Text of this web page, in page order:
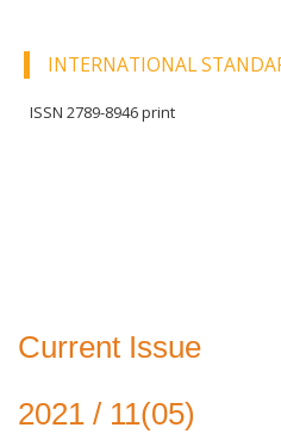
INTERNATIONAL
ISSN 2789-8946 print
Current Issue
2021 / 11(05)